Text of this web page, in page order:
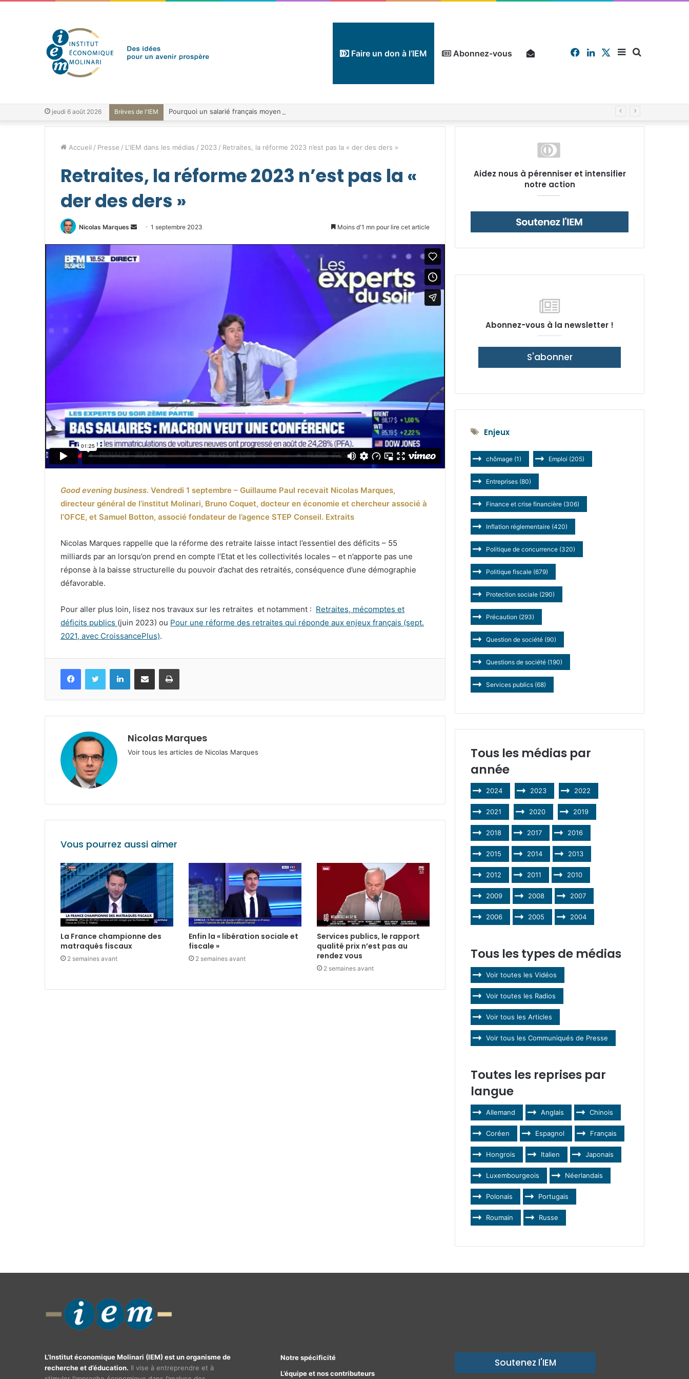
Faire un don à l’IEM Abonnez-vous Sidebar
X
Linkedin
Facebook
jeudi 6 août 2026 Brèves de l'IEM
Accueil / Presse / L'IEM dans les médias / 2023 / Retraites, la réforme 2023 n’est pas la « der des ders »
Retraites, la réforme 2023 n’est pas la «
der des ders »
Nicolas Marques
Envoyer1 septembre 2023 Moins d'1 mn pour lire cet article
Good evening business. Vendredi 1 septembre – Guillaume Paul recevait Nicolas Marques,
directeur général de l’institut Molinari, Bruno Coquet, docteur en économie et chercheur associé à
l’OFCE, et Samuel Botton, associé fondateur de l’agence STEP Conseil. Extraits
Nicolas Marques rappelle que la réforme des retraite laisse intact l’essentiel des déficits – 55
milliards par an lorsqu’on prend en compte l’Etat et les collectivités locales – et n’apporte pas une
réponse à la baisse structurelle du pouvoir d’achat des retraités, conséquence d’une démographie
défavorable.
Pour aller plus loin, lisez nos travaux sur les retraites et notamment : Retraites, mécomptes et
déficits publics (juin 2023) ou Pour une réforme des retraites qui réponde aux enjeux français (sept.
2021, avec CroissancePlus).
FacebookTwitter LinkedinPartagez par mail Imprimez
Nicolas Marques
Voir tous les articles de Nicolas Marques
Vous pourrez aussi aimer
La France championne des
matraqués fiscaux
2 semaines avant
Enfin la « libération sociale et
fiscale »
2 semaines avant
Services publics, le rapport
qualité prix n’est pas au
rendez vous
2 semaines avant
Aidez nous à pérenniser et intensifier
notre action
Abonnez-vous à la newsletter !
S'abonner
Enjeux
chômage (1) Emploi (205)
Entreprises (80)
Finance et crise financière (306)
Inflation réglementaire (420)
Politique de concurrence (320)
Politique fiscale (679)
Protection sociale (290)
Précaution (293)
Question de société (90)
Questions de société (190)
Services publics (68)
Tous les médias par
année
2024 2023 2022
2021 2020 2019
2018 2017 2016
2015 2014 2013
2012 2011 2010
2009 2008 2007
2006 2005 2004
Tous les types de médias
Voir toutes les Vidéos
Voir toutes les Radios
Voir tous les Articles
Voir tous les Communiqués de Presse
Toutes les reprises par
langue
Allemand Anglais Chinois
Coréen Espagnol Français
Hongrois Italien Japonais
Luxembourgeois Néerlandais
Polonais Portugais
Roumain Russe
L’Institut économique Molinari (IEM) est un organisme de
recherche et d’éducation. Il vise à entreprendre et à
Notre spécificité
L’équipe et nos contributeurs
Soutenez l'IEM